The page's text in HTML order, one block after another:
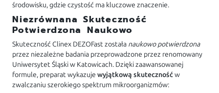
środowisku, gdzie czystość ma kluczowe znaczenie.
Niezrównana Skuteczność
Potwierdzona Naukowo
Skuteczność Clinex DEZOFast została naukowo potwierdzona
przez niezależne badania przeprowadzone przez renomowany
Uniwersytet Śląski w Katowicach. Dzięki zaawansowanej
formule, preparat wykazujewyjątkową skutecznośćw
zwalczaniu szerokiego spektrum mikroorganizmów: